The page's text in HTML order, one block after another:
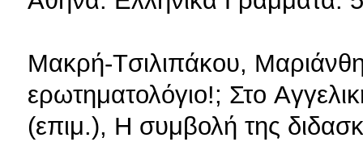
Mακρή-Tσιλιπάκου,
ερωτηματολόγιο!; Στο
(επιμ.), H συμβολή της